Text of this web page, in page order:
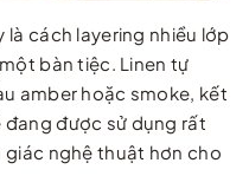
cách layering nhiều lớp
bàn tiệc. Linen tự
amber hoặc smoke, kết
đang được sử dụng rất
giác nghệ thuật hơn cho